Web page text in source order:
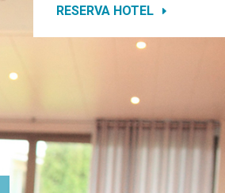
RESERVA HOTEL